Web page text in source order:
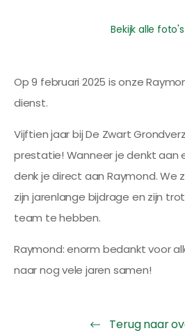
Bekijk alle foto's
Op 9 februari 2025 is onze
dienst.
Vijftien jaar bij De Zwart
prestatie! Wanneer je denkt aan
denk je direct aan Raymond.
zijn jarenlange bijdrage en zijn
team te hebben.
Raymond: enorm bedankt voor
naar nog vele jaren samen!
Terug naar